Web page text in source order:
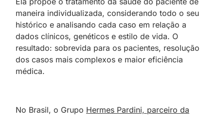
maneira individualizada, considerando todo o seu
histórico e analisando cada caso em relação a
dados clínicos, genéticos e estilo de vida. O
resultado: sobrevida para os pacientes, resolução
dos casos mais complexos e maior eficiência
médica.
No Brasil, o Grupo Hermes Pardini, parceiro da